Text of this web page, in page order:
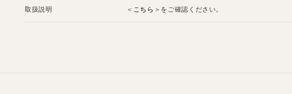
取扱説明 ＜ こちら ＞をご確認ください。